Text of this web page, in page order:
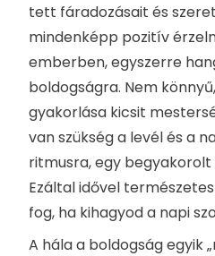
tett fáradozásait és
mindenképp pozitív
emberben, egyszerre
boldogságra. Nem
gyakorlása kicsit
van szükség a levél és a
ritmusra, egy
Ezáltal idővel
fog, ha kihagyod a napi
A hála a boldogság egyik